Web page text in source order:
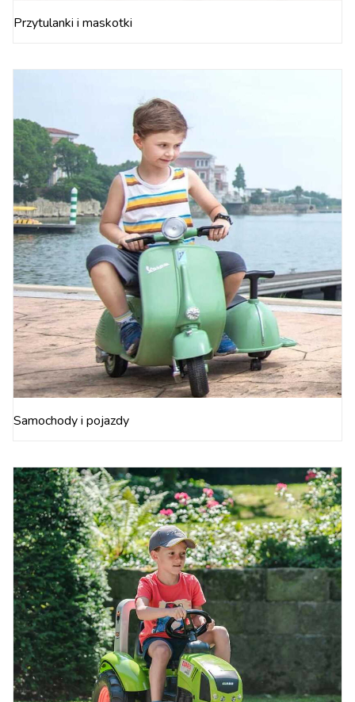
Przytulanki i maskotki
Samochody i pojazdy